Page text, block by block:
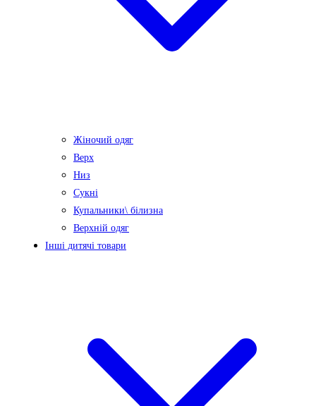
Жіночий одяг
Верх
Низ
Сукні
Купальники\ білизна
Верхній одяг
Інші дитячі товари